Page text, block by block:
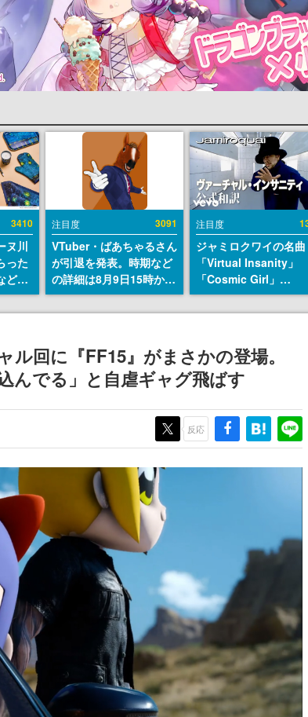
3410
ヌ川
った
どが
り2
注目度 3091
VTuber・ばあちゃるさん
が引退を発表。時期など
の詳細は8月9日15時から
の配信で説明
注目度
ジャミロクワイの名曲
「Virtual Insanity」
「Cosmic Girl」
「Canned Heat」公
本語字幕付きMVがい
SONIC 2026」での9年
りとなる日本公演を記念
して
ル回に『FF15』がまさかの登場。
んでる」と自虐ギャグ飛ばす
反応